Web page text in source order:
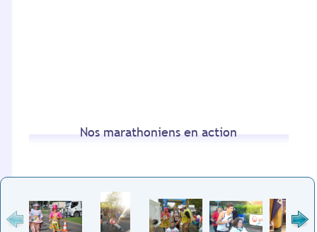
Nos marathoniens en action